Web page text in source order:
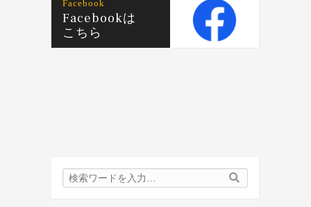
Facebook
Facebookは
こちら
検
索